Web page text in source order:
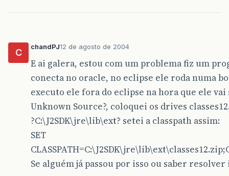
C
chandPJ12 de agosto de 2004
E ai galera, estou com um problema fiz um
conecta no oracle, no eclipse ele roda numa
executo ele fora do eclipse na hora que ele vai
Unknown Source?, coloquei os drives
?C:\J2SDK\jre\lib\ext? setei a classpath assim:
SET
Se alguém já passou por isso ou saber resolver